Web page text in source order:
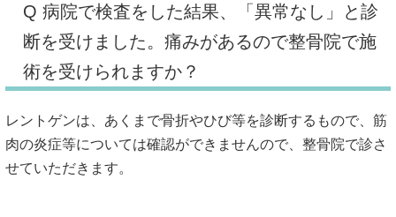
Q 病院で検査をした結果、「異常なし」と診
断を受けました。痛みがあるので整骨院で施
術を受けられますか？
レントゲンは、あくまで骨折やひび等を診断するもので、筋
肉の炎症等については確認ができませんので、整骨院で診さ
せていただきます。